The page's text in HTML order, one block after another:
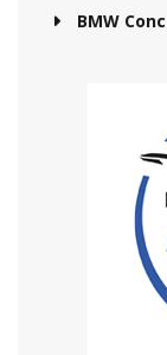
BMW